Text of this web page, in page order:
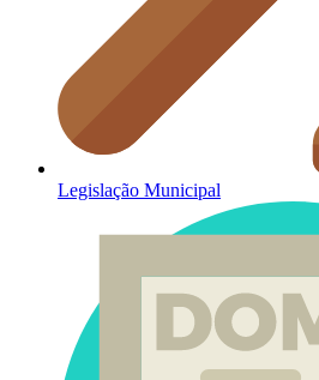
Legislação Municipal